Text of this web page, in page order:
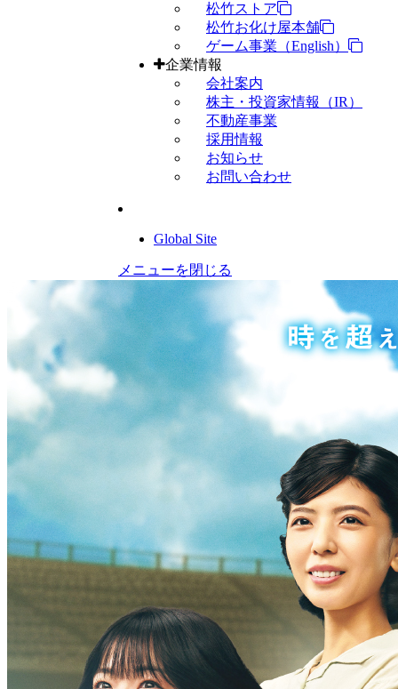
松竹ストア
松竹お化け屋本舗
ゲーム事業（English）
企業情報
会社案内
株主・投資家情報（IR）
不動産事業
採用情報
お知らせ
お問い合わせ
Global Site
メニューを閉じる